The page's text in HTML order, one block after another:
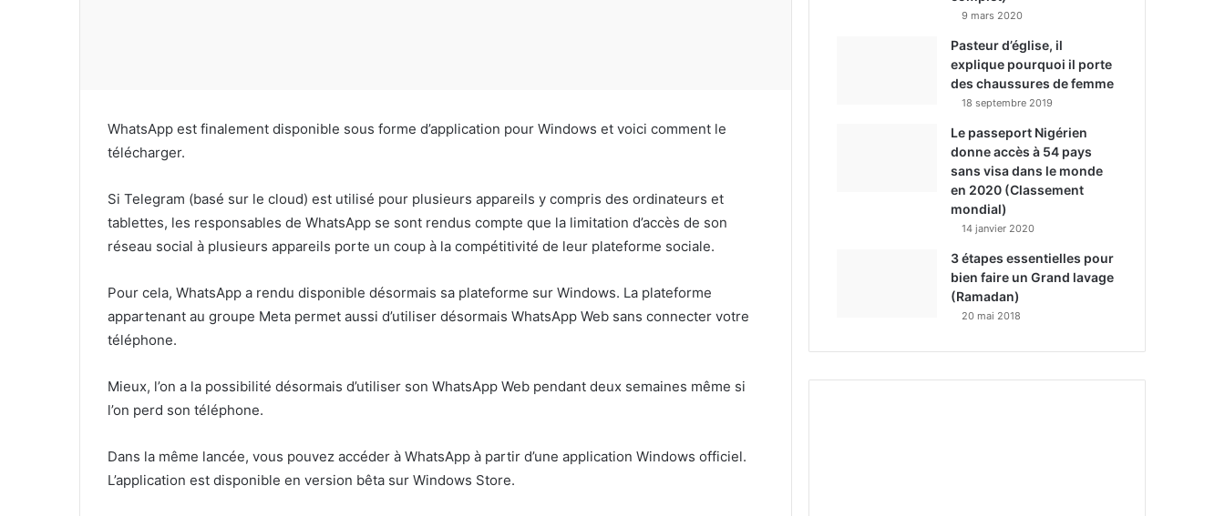
WhatsApp est finalement disponible sous forme d’application pour Windows et voici comment le
télécharger.
Si Telegram (basé sur le cloud) est utilisé pour plusieurs appareils y compris des ordinateurs et
tablettes, les responsables de WhatsApp se sont rendus compte que la limitation d’accès de son
réseau social à plusieurs appareils porte un coup à la compétitivité de leur plateforme sociale.
Pour cela, WhatsApp a rendu disponible désormais sa plateforme sur Windows. La plateforme
appartenant au groupe Meta permet aussi d’utiliser désormais WhatsApp Web sans connecter votre
téléphone.
Mieux, l’on a la possibilité désormais d’utiliser son WhatsApp Web pendant deux semaines même si
l’on perd son téléphone.
Dans la même lancée, vous pouvez accéder à WhatsApp à partir d’une application Windows officiel.
L’application est disponible en version bêta sur Windows Store.
9 mars 2020
Pasteur d’église, il
explique pourquoi il porte
des chaussures de femme
18 septembre 2019
Le passeport Nigérien
donne accès à 54 pays
sans visa dans le monde
en 2020 (Classement
mondial)
14 janvier 2020
3 étapes essentielles pour
bien faire un Grand lavage
(Ramadan)
20 mai 2018